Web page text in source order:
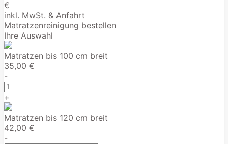
€
inkl. MwSt. & Anfahrt
Matratzenreinigung bestellen
Ihre Auswahl
Matratzen bis 100 cm breit
35,00 €
-
+
Matratzen bis 120 cm breit
42,00 €
-